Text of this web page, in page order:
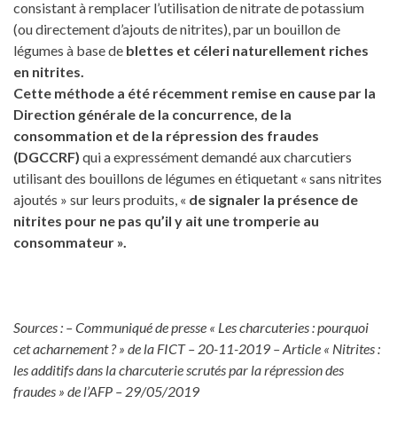
consistant à remplacer l’utilisation de nitrate de potassium
(ou directement d’ajouts de nitrites), par un bouillon de
légumes à base de blettes et céleri naturellement riches
en nitrites.
Cette méthode a été récemment remise en cause par la
Direction générale de la concurrence, de la
consommation et de la répression des fraudes
(DGCCRF) qui a expressément demandé aux charcutiers
utilisant des bouillons de légumes en étiquetant « sans nitrites
ajoutés » sur leurs produits, « de signaler la présence de
nitrites pour ne pas qu’il y ait une tromperie au
consommateur ».
Sources : – Communiqué de presse « Les charcuteries : pourquoi
cet acharnement ? » de la FICT – 20-11-2019 – Article « Nitrites :
les additifs dans la charcuterie scrutés par la répression des
fraudes » de l’AFP – 29/05/2019